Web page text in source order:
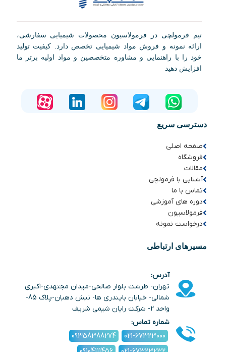
تیم فرمولچی در فرمولاسیون محصولات شیمیایی سفارشی،
ارائه نمونه و فروش مواد شیمیایی تخصص دارد. کیفیت تولید
خود را با راهنمایی و مشاوره متخصصین و مواد اولیه برتر ما
افزایش دهید
دسترسی سریع
صفحه اصلی
فروشگاه
مقالات
آشنایی با فرمولچی
تماس با ما
دوره های آموزشی
فرمولاسیون
درخواست نمونه
مسیرهای ارتباطی
آدرس:
تهران- طرشت بلوار صالحی-میدان مجتهدی-اکبری
شمالی- خیابان بایندری ها- نبش دهبان-پلاک 85-
واحد 2- شرکت رایان شیمی شریف
شماره تماس:
021-67323000
09358388274